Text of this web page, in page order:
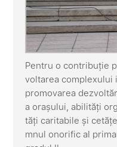
Pentru o contribuție
voltarea complexului
promovarea
a orașului, abilități
tăți caritabile și
mnul onorific al